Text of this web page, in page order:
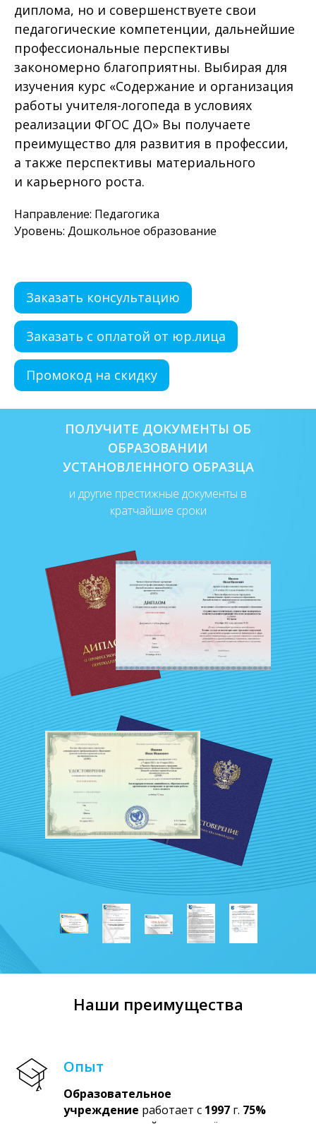
диплома, но и совершенствуете свои
педагогические компетенции, дальнейшие
профессиональные перспективы
закономерно благоприятны. Выбирая для
изучения курс «Содержание и организация
работы учителя-логопеда в условиях
реализации ФГОС ДО» Вы получаете
преимущество для развития в профессии,
а также перспективы материального
и карьерного роста.
Направление: Педагогика
Уровень: Дошкольное образование
Заказать консультацию
Заказать с оплатой от юр.лица
Промокод на скидку
и другие престижные документы в
кратчайшие сроки
ПОЛУЧИТЕ ДОКУМЕНТЫ ОБ
ОБРАЗОВАНИИ
УСТАНОВЛЕННОГО ОБРАЗЦА
Наши преимущества
Опыт
Образовательное
учреждение работает с 1997 г. 75%